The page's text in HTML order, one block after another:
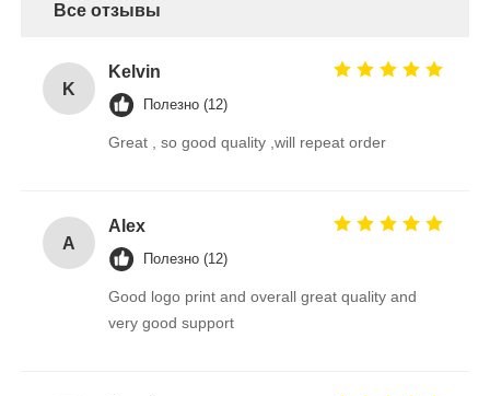
Все отзывы
K
Kelvin
Полезно (12)
Great , so good quality ,will repeat order
A
Alex
Полезно (12)
Good logo print and overall great quality and
very good support